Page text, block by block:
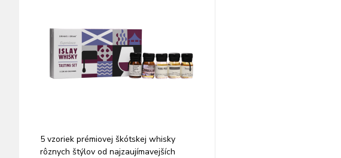
5 vzoriek prémiovej škótskej whisky
rôznych štýlov od najzaujímavejších